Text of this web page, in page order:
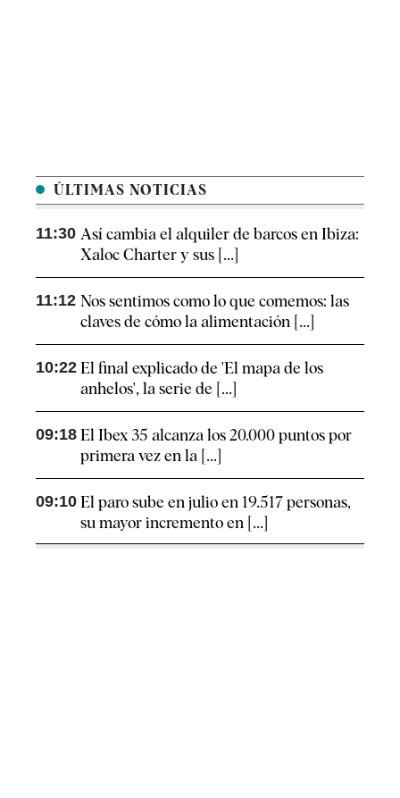
ÚLTIMAS NOTICIAS
11:30 Así cambia el alquiler de barcos en Ibiza:
Xaloc Charter y sus [...]
11:12 Nos sentimos como lo que comemos: las
claves de cómo la alimentación [...]
10:22 El final explicado de 'El mapa de los
anhelos', la serie de [...]
09:18 El Ibex 35 alcanza los 20.000 puntos por
primera vez en la [...]
09:10 El paro sube en julio en 19.517 personas,
su mayor incremento en [...]